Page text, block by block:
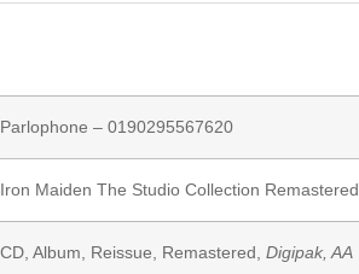
Parlophone – 0190295567620
Iron Maiden The Studio Collection Remastered
CD , Album, Reissue, Remastered, Digipak, AA